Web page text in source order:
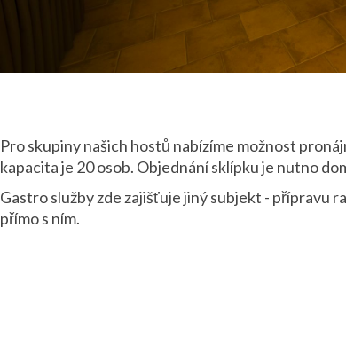
Pro skupiny našich hostů nabízíme možnost
kapacita je 20 osob. Objednání sklípku je nutno
Gastro služby zde zajišťuje jiný subjekt - přípravu
přímo s ním.